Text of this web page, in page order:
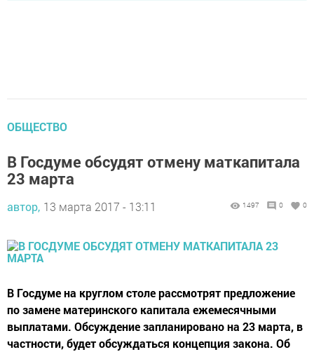
ОБЩЕСТВО
В Госдуме обсудят отмену маткапитала
23 марта
автор, 13 марта 2017 - 13:11 1497 0 0
В Госдуме на круглом столе рассмотрят предложение
по замене материнского капитала ежемесячными
выплатами. Обсуждение запланировано на 23 марта, в
частности, будет обсуждаться концепция закона. Об